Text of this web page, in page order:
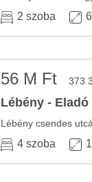
2 szoba
56 M Ft 373
Lébény -
4 szoba